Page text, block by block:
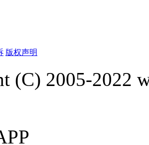
版权声明
(C) 2005-2022